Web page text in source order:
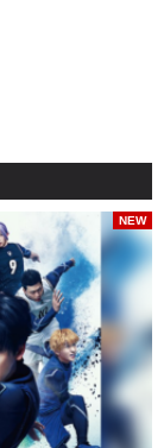
NEW